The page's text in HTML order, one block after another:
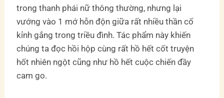
trong thanh phái nữ thông thường, nhưng lại
vướng vào 1 mớ hỗn độn giữa rất nhiều thần cố
kỉnh gắng trong triều đình. Tác phẩm này khiến
chúng ta đọc hồi hộp cùng rất hồ hết cốt truyện
hốt nhiên ngột cũng như hồ hết cuộc chiến đầy
cam go.